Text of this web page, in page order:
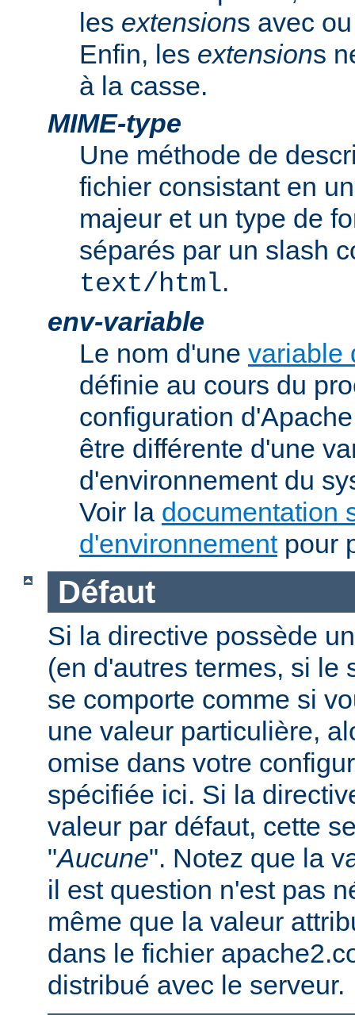
les extensions avec
Enfin, les extensions
à la casse.
MIME-type
Une méthode de
fichier consistant en
majeur et un type de
séparés par un slash
text/html.
env-variable
Le nom d'une variable
définie au cours du
configuration
être différente d'une
d'environnement du
Voir la documentation
d'environnementpour
Défaut
Si la directive possède
(en d'autres termes, si le
se comporte comme si
une valeur particulière,
omise dans votre
spécifiée ici. Si la
valeur par défaut, cette
"Aucune". Notez que la
il est question n'est pas
même que la valeur
dans le fichier
distribué avec le serveur.